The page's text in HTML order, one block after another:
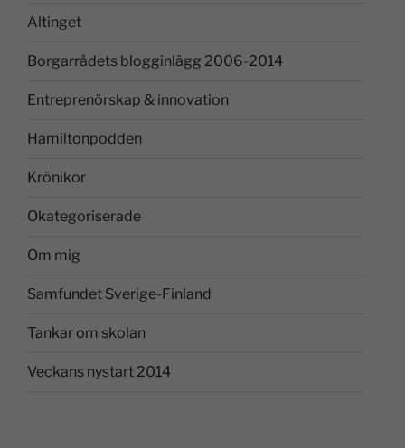
Altinget
Borgarrådets blogginlägg 2006-2014
Entreprenörskap & innovation
Hamiltonpodden
Krönikor
Okategoriserade
Om mig
Samfundet Sverige-Finland
Tankar om skolan
Veckans nystart 2014